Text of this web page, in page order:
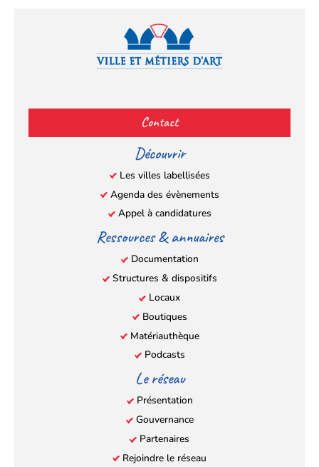
(s’ouvre
dans
un
nouvel
onglet)
(s’ouvre
dans
un
nouvel
onglet)
(s’ouvre
dans
un
nouvel
onglet)
(s’ouvre
un
nouvel
onglet)
Contact
Découvrir
Les villes labellisées
Agenda des évènements
Appel à candidatures
Ressources & annuaires
Documentation
Structures & dispositifs
Locaux
Boutiques
Matériauthèque
Podcasts
Le réseau
Présentation
Gouvernance
Partenaires
Rejoindre le réseau